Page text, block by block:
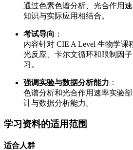
通过色素色谱分析、光合作用
知识与实际应用相结合。
考试导向 ：
内容针对 CIE A Level 生物学课
光反应、卡尔文循环和限制因
习。
强调实验与数据分析能力 ：
色谱分析和光合作用速率实验
计与数据分析能力。
学习资料的适用范围
适合人群